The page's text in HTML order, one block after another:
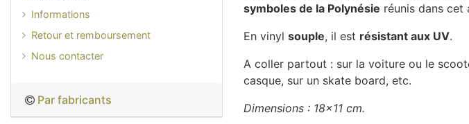
symboles de la Polynésie réunis dans cet
En vinyl souple, il est résistant aux UV.
A coller partout : sur la voiture ou le
casque, sur un skate board, etc.
Dimensions : 18x11 cm.
Informations
Retour et remboursement
Nous contacter
Par fabricants